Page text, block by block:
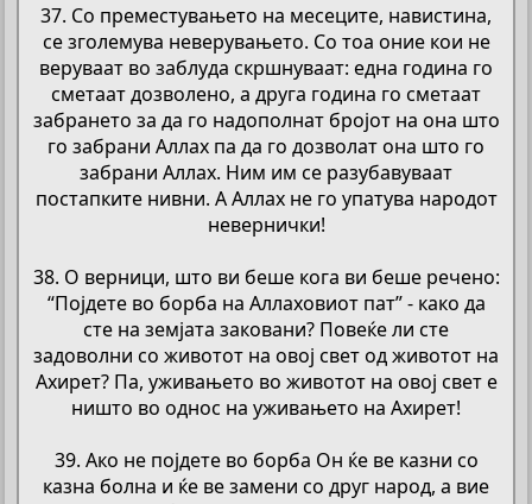
37. Со преместувањето на месеците, навистина,
се зголемува неверувањето. Со тоа оние кои не
веруваат во заблуда скршнуваат: една година го
сметаат дозволено, а друга година го сметаат
забрането за да го надополнат бројот на она што
го забрани Аллах па да го дозволат она што го
забрани Аллах. Ним им се разубавуваат
постапките нивни. А Аллах не го упатува народот
невернички!
38. О верници, што ви беше кога ви беше речено:
“Појдете во борба на Аллаховиот пат” - како да
сте на земјата заковани? Повеќе ли сте
задоволни со животот на овој свет од животот на
Ахирет? Па, уживањето во животот на овој свет е
ништо во однос на уживањето на Ахирет!
39. Ако не појдете во борба Он ќе ве казни со
казна болна и ќе ве замени со друг народ, а вие